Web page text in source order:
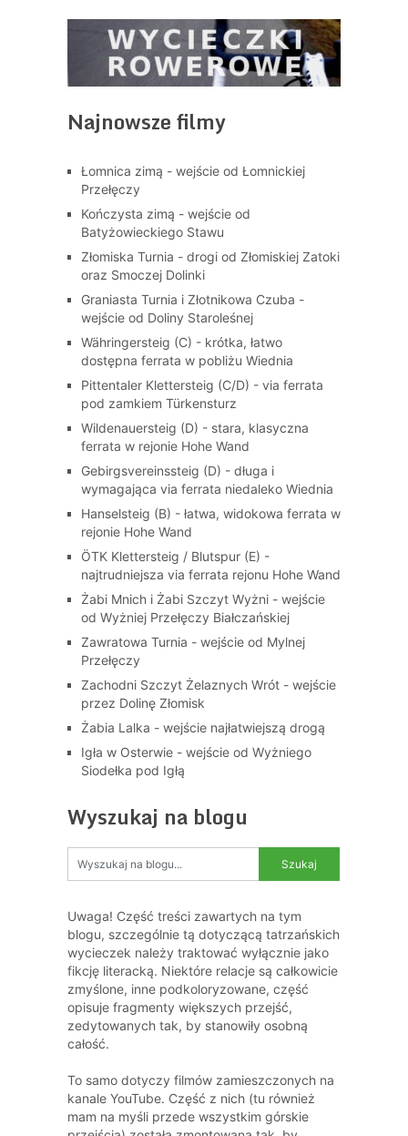
Najnowsze filmy
Łomnica zimą - wejście od Łomnickiej
Przełęczy
Kończysta zimą - wejście od
Batyżowieckiego Stawu
Złomiska Turnia - drogi od Złomiskiej Zatoki
oraz Smoczej Dolinki
Graniasta Turnia i Złotnikowa Czuba -
wejście od Doliny Staroleśnej
Währingersteig (C) - krótka, łatwo
dostępna ferrata w pobliżu Wiednia
Pittentaler Klettersteig (C/D) - via ferrata
pod zamkiem Türkensturz
Wildenauersteig (D) - stara, klasyczna
ferrata w rejonie Hohe Wand
Gebirgsvereinssteig (D) - długa i
wymagająca via ferrata niedaleko Wiednia
Hanselsteig (B) - łatwa, widokowa ferrata w
rejonie Hohe Wand
ÖTK Klettersteig / Blutspur (E) -
najtrudniejsza via ferrata rejonu Hohe Wand
Żabi Mnich i Żabi Szczyt Wyżni - wejście
od Wyżniej Przełęczy Białczańskiej
Zawratowa Turnia - wejście od Mylnej
Przełęczy
Zachodni Szczyt Żelaznych Wrót - wejście
przez Dolinę Złomisk
Żabia Lalka - wejście najłatwiejszą drogą
Igła w Osterwie - wejście od Wyżniego
Siodełka pod Igłą
Wyszukaj na blogu
Uwaga! Część treści zawartych na tym
blogu, szczególnie tą dotyczącą tatrzańskich
wycieczek należy traktować wyłącznie jako
fikcję literacką. Niektóre relacje są całkowicie
zmyślone, inne podkoloryzowane, część
opisuje fragmenty większych przejść,
zedytowanych tak, by stanowiły osobną
całość.
To samo dotyczy filmów zamieszczonych na
kanale YouTube. Część z nich (tu również
mam na myśli przede wszystkim górskie